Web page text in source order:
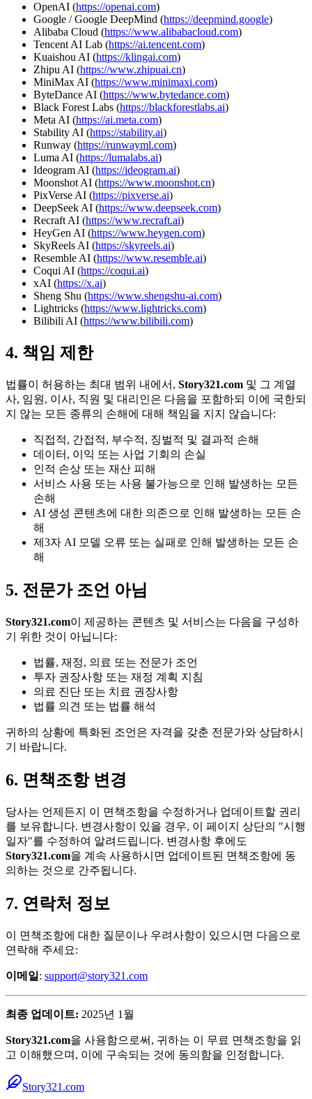
OpenAI (https://openai.com)
Google / Google DeepMind (https://deepmind.google)
Alibaba Cloud (https://www.alibabacloud.com)
Tencent AI Lab (https://ai.tencent.com)
Kuaishou AI (https://klingai.com)
Zhipu AI (https://www.zhipuai.cn)
MiniMax AI (https://www.minimaxi.com)
ByteDance AI (https://www.bytedance.com)
Black Forest Labs (https://blackforestlabs.ai)
Meta AI (https://ai.meta.com)
Stability AI (https://stability.ai)
Runway (https://runwayml.com)
Luma AI (https://lumalabs.ai)
Ideogram AI (https://ideogram.ai)
Moonshot AI (https://www.moonshot.cn)
PixVerse AI (https://pixverse.ai)
DeepSeek AI (https://www.deepseek.com)
Recraft AI (https://www.recraft.ai)
HeyGen AI (https://www.heygen.com)
SkyReels AI (https://skyreels.ai)
Resemble AI (https://www.resemble.ai)
Coqui AI (https://coqui.ai)
xAI (https://x.ai)
Sheng Shu (https://www.shengshu-ai.com)
Lightricks (https://www.lightricks.com)
Bilibili AI (https://www.bilibili.com)
4. 책임 제한
법률이 허용하는 최대 범위 내에서, Story321.com 및 그 계열
사, 임원, 이사, 직원 및 대리인은 다음을 포함하되 이에 국한되
지 않는 모든 종류의 손해에 대해 책임을 지지 않습니다:
직접적, 간접적, 부수적, 징벌적 및 결과적 손해
데이터, 이익 또는 사업 기회의 손실
인적 손상 또는 재산 피해
서비스 사용 또는 사용 불가능으로 인해 발생하는 모든
손해
AI 생성 콘텐츠에 대한 의존으로 인해 발생하는 모든 손
해
제3자 AI 모델 오류 또는 실패로 인해 발생하는 모든 손
해
5. 전문가 조언 아님
Story321.com이 제공하는 콘텐츠 및 서비스는 다음을 구성하
기 위한 것이 아닙니다:
법률, 재정, 의료 또는 전문가 조언
투자 권장사항 또는 재정 계획 지침
의료 진단 또는 치료 권장사항
법률 의견 또는 법률 해석
귀하의 상황에 특화된 조언은 자격을 갖춘 전문가와 상담하시
기 바랍니다.
6. 면책조항 변경
당사는 언제든지 이 면책조항을 수정하거나 업데이트할 권리
를 보유합니다. 변경사항이 있을 경우, 이 페이지 상단의 "시행
일자"를 수정하여 알려드립니다. 변경사항 후에도
Story321.com을 계속 사용하시면 업데이트된 면책조항에 동
의하는 것으로 간주됩니다.
7. 연락처 정보
이 면책조항에 대한 질문이나 우려사항이 있으시면 다음으로
연락해 주세요:
이메일 : support@story321.com
최종 업데이트: 2025년 1월
Story321.com을 사용함으로써, 귀하는 이 무료 면책조항을 읽
고 이해했으며, 이에 구속되는 것에 동의함을 인정합니다.
Story321.com